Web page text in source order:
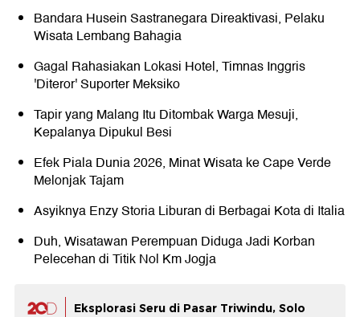
Bandara Husein Sastranegara Direaktivasi, Pelaku
Wisata Lembang Bahagia
Gagal Rahasiakan Lokasi Hotel, Timnas Inggris
'Diteror' Suporter Meksiko
Tapir yang Malang Itu Ditombak Warga Mesuji,
Kepalanya Dipukul Besi
Efek Piala Dunia 2026, Minat Wisata ke Cape Verde
Melonjak Tajam
Asyiknya Enzy Storia Liburan di Berbagai Kota di Italia
Duh, Wisatawan Perempuan Diduga Jadi Korban
Pelecehan di Titik Nol Km Jogja
Eksplorasi Seru di Pasar Triwindu, Solo